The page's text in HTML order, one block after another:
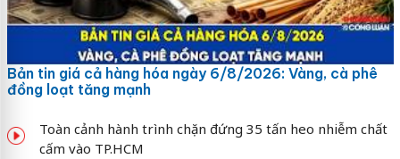
Bản tin giá cả hàng hóa ngày 6/8/2026: Vàng, cà phê
đồng loạt tăng mạnh
Toàn cảnh hành trình chặn đứng 35 tấn heo nhiễm chất
cấm vào TP.HCM